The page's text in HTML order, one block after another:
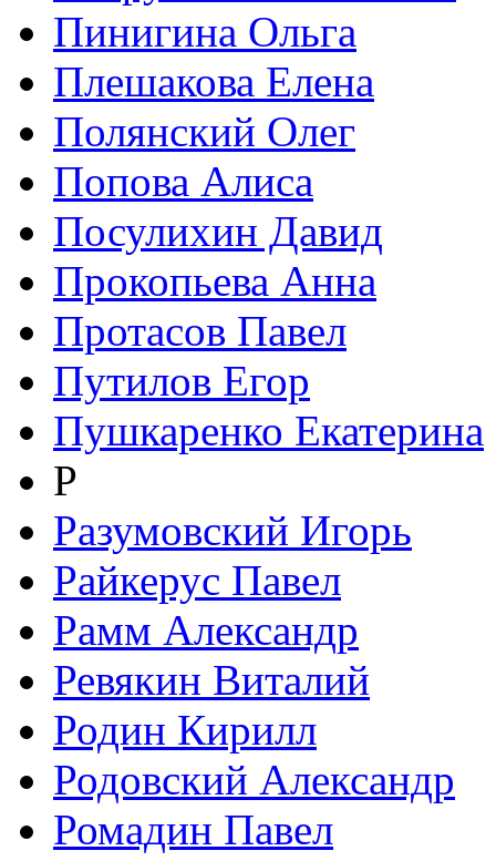
Пинигина Ольга
Плешакова Елена
Полянский Олег
Попова Алиса
Посулихин Давид
Прокопьева Анна
Протасов Павел
Путилов Егор
Пушкаренко Екатерина
Р
Разумовский Игорь
Райкерус Павел
Рамм Александр
Ревякин Виталий
Родин Кирилл
Родовский Александр
Ромадин Павел